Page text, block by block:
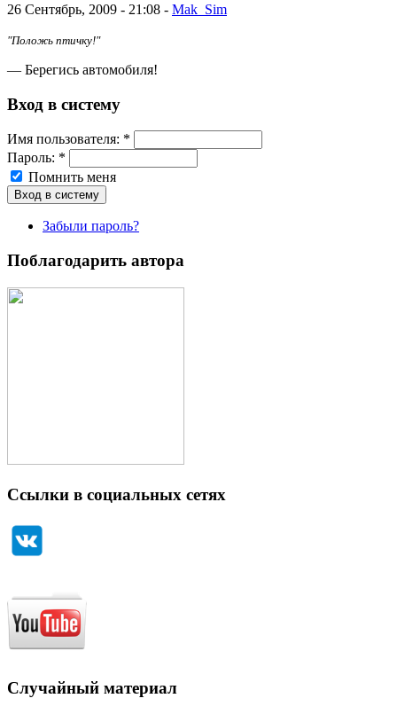
26 Сентябрь, 2009 - 21:08 - Mak_Sim
"Положь птичку!"
— Берегись автомобиля!
Вход в систему
Имя пoльзовaтeля: *
Пароль: *
Помнить меня
Забыли пароль?
Поблагодарить автора
Ссылки в социальных сетях
Случайный материал